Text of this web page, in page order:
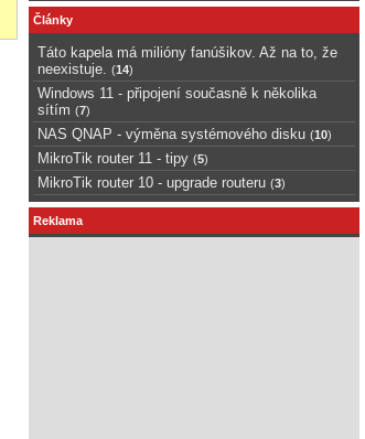
Články
Táto kapela má milióny fanúšikov. Až na to, že
neexistuje.
(14)
Windows 11 - připojení současně k několika
sítím (7)
NAS QNAP - výměna systémového disku (10)
MikroTik router 11 - tipy (5)
MikroTik router 10 - upgrade routeru (3)
Reklama